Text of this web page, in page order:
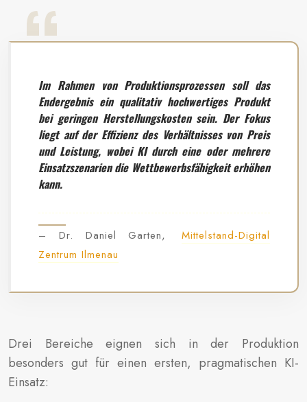
Im Rahmen von Produktionsprozessen soll das
Endergebnis ein qualitativ hochwertiges Produkt
bei geringen Herstellungskosten sein. Der Fokus
liegt auf der Effizienz des Verhältnisses von Preis
und Leistung, wobei KI durch eine oder mehrere
Einsatzszenarien die Wettbewerbsfähigkeit erhöhen
kann.
– Dr. Daniel Garten,
Mittelstand-Digital
Zentrum Ilmenau
Drei Bereiche eignen sich in der Produktion
besonders gut für einen ersten, pragmatischen KI-
Einsatz: